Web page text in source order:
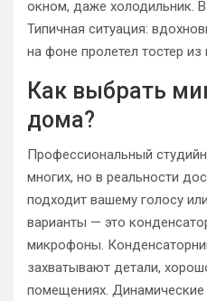
окном, даже холодильник.
Типичная ситуация:
на фоне пролетел тостер из
Как выбрать
дома?
Профессиональный
многих, но в реальности
подходит вашему голосу
варианты — это
микрофоны.
захватывают детали,
помещениях.